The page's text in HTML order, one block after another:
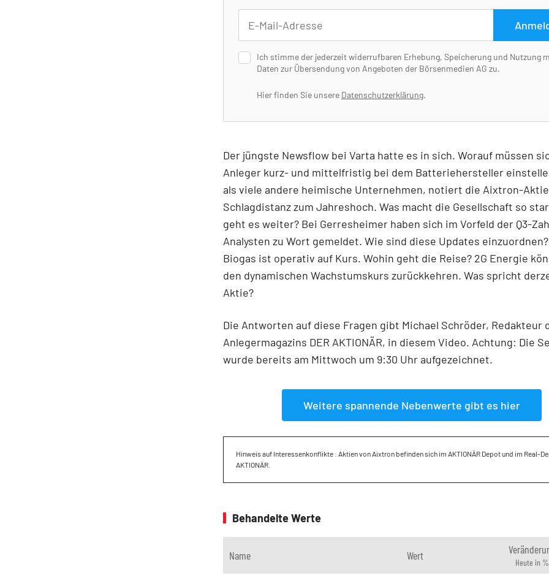
Ich stimme der jederzeit widerrufbaren Erhebung, Speicherung und Nutzung
Daten zur Übersendung von Angeboten der Börsenmedien AG zu.
Hier finden Sie unsere Datenschutzerklärung.
Der jüngste Newsflow bei Varta hatte es in sich. Worauf müssen
Anleger kurz- und mittelfristig bei dem Batteriehersteller
als viele andere heimische Unternehmen, notiert die Aixtron-
Schlagdistanz zum Jahreshoch. Was macht die Gesellschaft so
geht es weiter? Bei Gerresheimer haben sich im Vorfeld der Q3-
Analysten zu Wort gemeldet. Wie sind diese Updates
Biogas ist operativ auf Kurs. Wohin geht die Reise? 2G Energie
den dynamischen Wachstumskurs zurückkehren. Was spricht
Aktie?
Die Antworten auf diese Fragen gibt Michael Schröder, Redakteur
Anlegermagazins DER AKTIONÄR, in diesem Video. Achtung: Die
wurde bereits am Mittwoch um 9:30 Uhr aufgezeichnet.
Weitere spannende Nebenwerte gibt es hier
Hinweis auf Interessenkonflikte : Aktien von Aixtron befinden sich im AKTIONÄR Depot und im Real-
AKTIONÄR.
Behandelte Werte
Name Wert
Heute in %